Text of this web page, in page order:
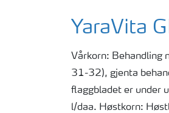
YaraVita
Vårkorn: Behandling
31-32), gjenta
flaggbladet er under
l/daa. Høstkorn: